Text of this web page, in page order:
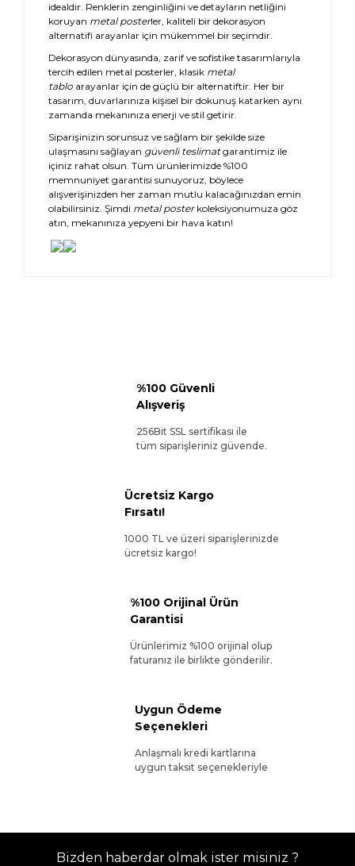
idealdir. Renklerin zenginliğini ve detayların netliğini
koruyan metal posterler, kaliteli bir dekorasyon
alternatifi arayanlar için mükemmel bir seçimdir.
Dekorasyon dünyasında, zarif ve sofistike tasarımlarıyla
tercih edilen metal posterler, klasik metal
tablo arayanlar için de güçlü bir alternatiftir. Her bir
tasarım, duvarlarınıza kişisel bir dokunuş katarken aynı
zamanda mekanınıza enerji ve stil getirir.
Siparişinizin sorunsuz ve sağlam bir şekilde size
ulaşmasını sağlayan güvenli teslimatgarantimiz ile
içiniz rahat olsun. Tüm ürünlerimizde %100
memnuniyet garantisi sunuyoruz, böylece
alışverişinizden her zaman mutlu kalacağınızdan emin
olabilirsiniz. Şimdi metal posterkoleksiyonumuza göz
atın, mekanınıza yepyeni bir hava katın!
%100 Güvenli
Alışveriş
256Bit SSL sertifikası ile
tüm siparişleriniz güvende.
Ücretsiz Kargo
Fırsatı!
1000 TL ve üzeri siparişlerinizde
ücretsiz kargo!
%100 Orijinal Ürün
Garantisi
Ürünlerimiz %100 orijinal olup
faturanız ile birlikte gönderilir.
Uygun Ödeme
Seçenekleri
Anlaşmalı kredi kartlarına
uygun taksit seçenekleriyle
Bizden haberdar olmak ister misiniz ?